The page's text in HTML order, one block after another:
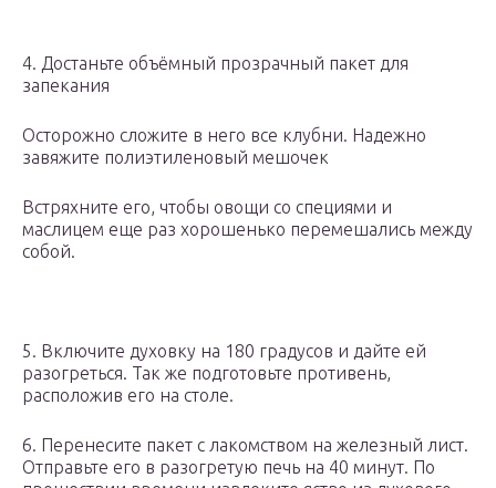
4. Достаньте объёмный прозрачный пакет для
запекания
Осторожно сложите в него все клубни. Надежно
завяжите полиэтиленовый мешочек
Встряхните его, чтобы овощи со специями и
маслицем еще раз хорошенько перемешались между
собой.
5. Включите духовку на 180 градусов и дайте ей
разогреться. Так же подготовьте противень,
расположив его на столе.
6. Перенесите пакет с лакомством на железный лист.
Отправьте его в разогретую печь на 40 минут. По